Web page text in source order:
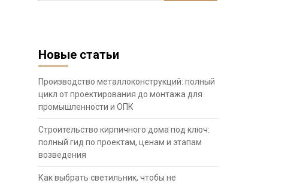
Новые статьи
Производство металлоконструкций: полный
цикл от проектирования до монтажа для
промышленности и ОПК
Строительство кирпичного дома под ключ:
полный гид по проектам, ценам и этапам
возведения
Как выбрать светильник, чтобы не